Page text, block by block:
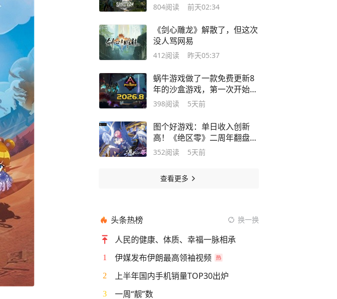
804阅读 前天02:34
《剑心雕龙》解散了，但这次
没人骂网易
412阅读 昨天05:37
蜗牛游戏做了一款免费更新8
年的沙盒游戏，第一次开始向
玩家要钱
398阅读 5天前
图个好游戏：单日收入创新
高！《绝区零》二周年翻盘，
新角色太顶
352阅读 5天前
查看更多
头条热榜 换一换
人民的健康、体质、幸福一脉相承
1 伊媒发布伊朗最高领袖视频
2 上半年国内手机销量TOP30出炉
3 一周“靓”数